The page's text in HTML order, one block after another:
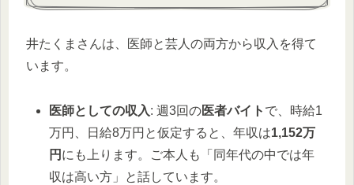
井たくまさんは、医師と芸人の両方から収入を得て
います。
医師としての収入: 週3回の医者バイト で、時給1
万円、日給8万円と仮定すると、年収は1,152万
円 にも上ります。ご本人も「同年代の中では年
収は高い方」と話しています。